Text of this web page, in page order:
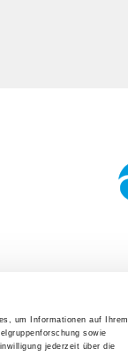
um Informationen auf Ihrem
sowie
jederzeit über die